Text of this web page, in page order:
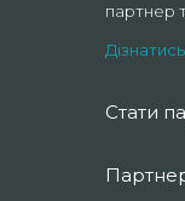
партнер
Стати